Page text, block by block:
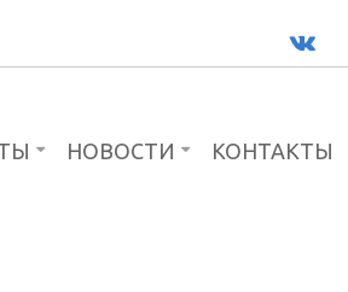
ВК
НОВОСТИ КОНТАКТЫ